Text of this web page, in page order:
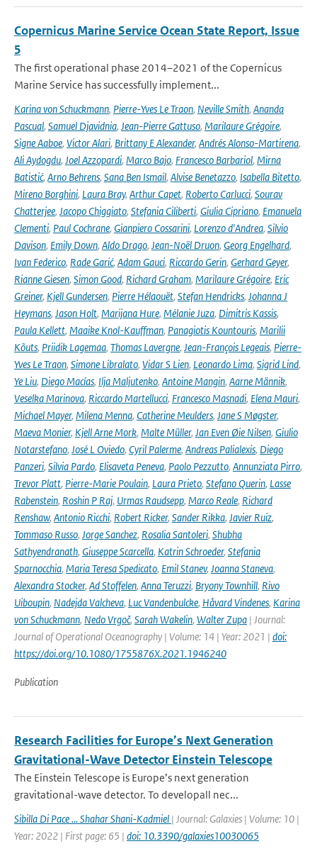
Copernicus Marine Service Ocean State Report, Issue
5
The first operational phase 2014–2021 of the Copernicus
Marine Service has successfully implement...
Karina von Schuckmann, Pierre-Yves Le Traon, Neville Smith, Ananda
Pascual, Samuel Djavidnia, Jean-Pierre Gattuso, Marilaure Grégoire,
Signe Aaboe, Victor Alari, Brittany E Alexander, Andrés Alonso-Martirena,
Ali Aydogdu, Joel Azzopardi, Marco Bajo, Francesco Barbariol, Mirna
Batistić, Arno Behrens, Sana Ben Ismail, Alvise Benetazzo, Isabella Bitetto,
Mireno Borghini, Laura Bray, Arthur Capet, Roberto Carlucci, Sourav
Chatterjee, Jacopo Chiggiato, Stefania Ciliberti, Giulia Cipriano, Emanuela
Clementi, Paul Cochrane, Gianpiero Cossarini, Lorenzo d'Andrea, Silvio
Davison, Emily Down, Aldo Drago, Jean-Noël Druon, Georg Engelhard,
Ivan Federico, Rade Garić, Adam Gauci, Riccardo Gerin, Gerhard Geyer,
Rianne Giesen, Simon Good, Richard Graham, Marilaure Grégoire, Eric
Greiner, Kjell Gundersen, Pierre Hélaouët, Stefan Hendricks, Johanna J
Heymans, Jason Holt, Marijana Hure, Mélanie Juza, Dimitris Kassis,
Paula Kellett, Maaike Knol-Kauffman, Panagiotis Kountouris, Marilii
Kõuts, Priidik Lagemaa, Thomas Lavergne, Jean-François Legeais, Pierre-
Yves Le Traon, Simone Libralato, Vidar S Lien, Leonardo Lima, Sigrid Lind,
Ye Liu, Diego Macías, Ilja Maljutenko, Antoine Mangin, Aarne Männik,
Veselka Marinova, Riccardo Martellucci, Francesco Masnadi, Elena Mauri,
Michael Mayer, Milena Menna, Catherine Meulders, Jane S Møgster,
Maeva Monier, Kjell Arne Mork, Malte Müller, Jan Even Øie Nilsen, Giulio
Notarstefano, José L Oviedo, Cyril Palerme, Andreas Palialexis, Diego
Panzeri, Silvia Pardo, Elisaveta Peneva, Paolo Pezzutto, Annunziata Pirro,
Trevor Platt, Pierre-Marie Poulain, Laura Prieto, Stefano Querin, Lasse
Rabenstein, Roshin P Raj, Urmas Raudsepp, Marco Reale, Richard
Renshaw, Antonio Ricchi, Robert Ricker, Sander Rikka, Javier Ruiz,
Tommaso Russo, Jorge Sanchez, Rosalia Santoleri, Shubha
Sathyendranath, Giuseppe Scarcella, Katrin Schroeder, Stefania
Sparnocchia, Maria Teresa Spedicato, Emil Stanev, Joanna Staneva,
Alexandra Stocker, Ad Stoffelen, Anna Teruzzi, Bryony Townhill, Rivo
Uiboupin, Nadejda Valcheva, Luc Vandenbulcke, Håvard Vindenes, Karina
von Schuckmann, Nedo Vrgoč, Sarah Wakelin, Walter Zupa | Journal:
Journal of Operational Oceanography | Volume: 14 | Year: 2021 | doi:
https://doi.org/10.1080/1755876X.2021.1946240
Publication
Research Facilities for Europe’s Next Generation
Gravitational-Wave Detector Einstein Telescope
The Einstein Telescope is Europe’s next generation
gravitational-wave detector. To developall nec...
Sibilla Di Pace ... Shahar Shani-Kadmiel | Journal: Galaxies | Volume: 10 |
Year: 2022 | First page: 65 | doi: 10.3390/galaxies10030065